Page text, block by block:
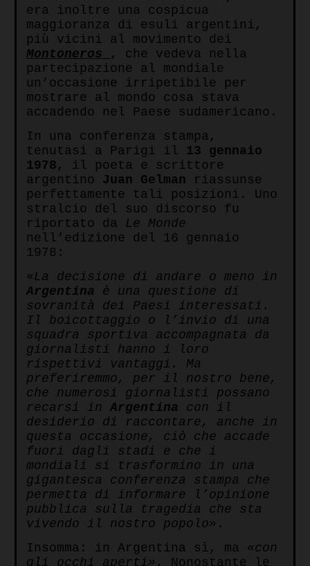
era inoltre una cospicua
maggioranza di esuli argentini,
più vicini al movimento dei
Montoneros
, che vedeva nella
partecipazione al mondiale
un’occasione irripetibile per
mostrare al mondo cosa stava
accadendo nel Paese sudamericano.
In una conferenza stampa,
tenutasi a Parigi il 13 gennaio
1978 , il poeta e scrittore
argentino Juan Gelman riassunse
perfettamente tali posizioni. Uno
stralcio del suo discorso fu
riportato da Le Monde
nell’edizione del 16 gennaio
1978:
«La decisione di andare o meno in
Argentina è una questione di
sovranità dei Paesi interessati.
Il boicottaggio o l’invio di una
squadra sportiva accompagnata da
giornalisti hanno i loro
rispettivi vantaggi. Ma
preferiremmo, per il nostro bene,
che numerosi giornalisti possano
recarsi in Argentina con il
desiderio di raccontare, anche in
questa occasione, ciò che accade
fuori dagli stadi e che i
mondiali si trasformino in una
gigantesca conferenza stampa che
permetta di informare l’opinione
pubblica sulla tragedia che sta
vivendo il nostro popolo».
Insomma: in Argentina sì, ma «con
gli occhi aperti».
Nonostante le